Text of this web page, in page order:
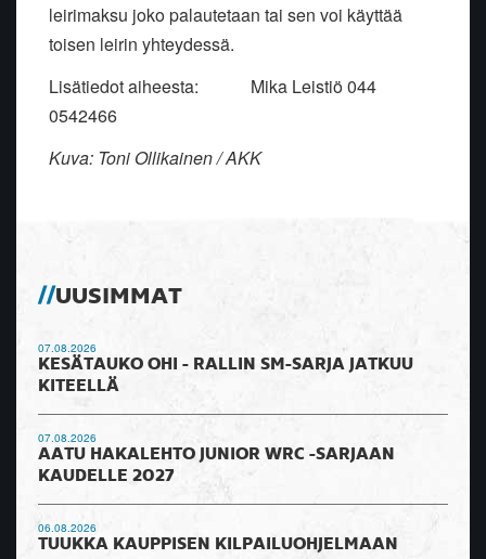
leirimaksu joko palautetaan tai sen voi käyttää
toisen leirin yhteydessä.
Lisätiedot aiheesta: Mika Leistiö 044
0542466
Kuva: Toni Ollikainen / AKK
UUSIMMAT
07.08.2026
KESÄTAUKO OHI - RALLIN SM-SARJA JATKUU
KITEELLÄ
07.08.2026
AATU HAKALEHTO JUNIOR WRC -SARJAAN
KAUDELLE 2027
06.08.2026
TUUKKA KAUPPISEN KILPAILUOHJELMAAN